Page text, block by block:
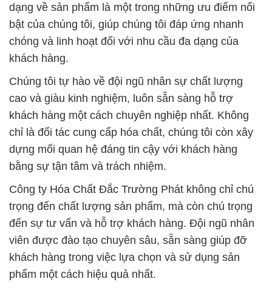
dạng về sản phẩm là một trong những ưu điểm nổi
bật của chúng tôi, giúp chúng tôi đáp ứng nhanh
chóng và linh hoạt đối với nhu cầu đa dạng của
khách hàng.
Chúng tôi tự hào về đội ngũ nhân sự chất lượng
cao và giàu kinh nghiệm, luôn sẵn sàng hỗ trợ
khách hàng một cách chuyên nghiệp nhất. Không
chỉ là đối tác cung cấp hóa chất, chúng tôi còn xây
dựng mối quan hệ đáng tin cậy với khách hàng
bằng sự tận tâm và trách nhiệm.
Công ty Hóa Chất Đắc Trường Phát không chỉ chú
trọng đến chất lượng sản phẩm, mà còn chú trọng
đến sự tư vấn và hỗ trợ khách hàng. Đội ngũ nhân
viên được đào tạo chuyên sâu, sẵn sàng giúp đỡ
khách hàng trong việc lựa chọn và sử dụng sản
phẩm một cách hiệu quả nhất.